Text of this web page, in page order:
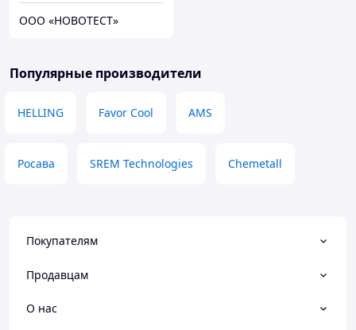
ООО «НОВОТЕСТ»
Популярные производители
HELLING Favor Cool AMS
Росава SREM Technologies Chemetall
Покупателям
Продавцам
О нас